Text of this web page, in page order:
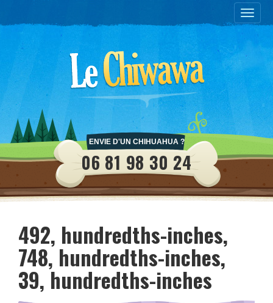
Toggle
ENVIE D'UN CHIHUAHUA ?
06 81 98 30 24
492, hundredths-inches,
748, hundredths-inches,
39, hundredths-inches